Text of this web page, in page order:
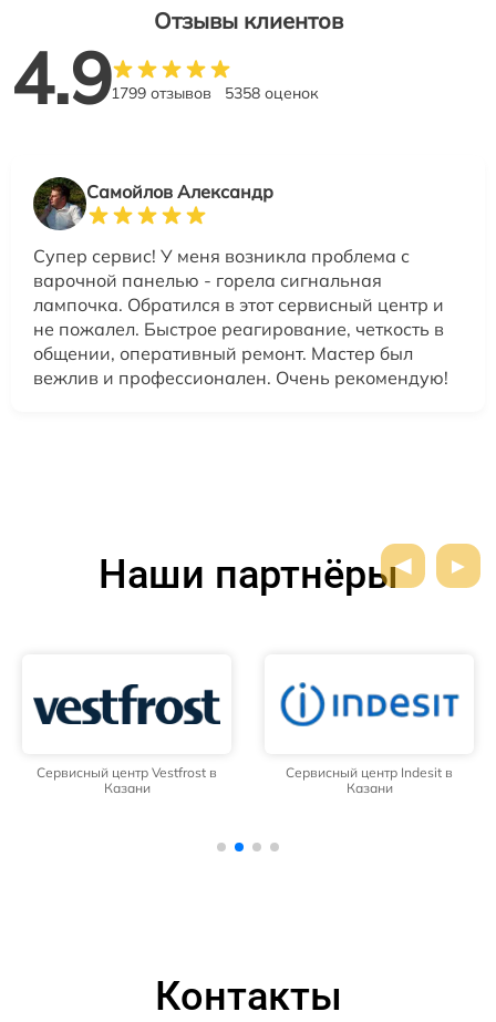
Отзывы клиентов
4.91799 отзывов 5358 оценок
Самойлов Александр
Супер сервис! У меня возникла проблема с
варочной панелью - горела сигнальная
лампочка. Обратился в этот сервисный центр и
не пожалел. Быстрое реагирование, четкость в
общении, оперативный ремонт. Мастер был
вежлив и профессионален. Очень рекомендую!
Наши партнёры
Сервисный центр Vestfrost в
Казани
Сервисный центр Indesit в
Казани
Контакты